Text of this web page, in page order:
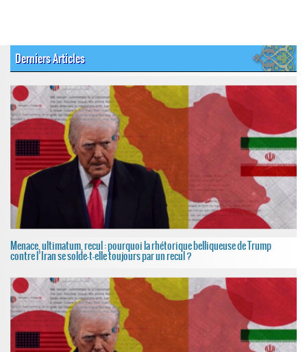
Derniers Articles
Menace, ultimatum, recul : pourquoi la rhétorique belliqueuse de Trump
contre l’Iran se solde-t-elle toujours par un recul ?